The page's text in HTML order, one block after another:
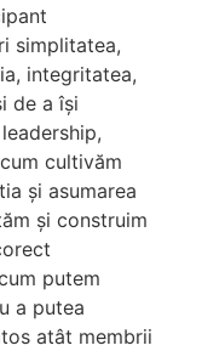
simplitatea,
integritatea,
de a își
cultivăm
și asumarea
și construim
putem
a putea
atât membrii